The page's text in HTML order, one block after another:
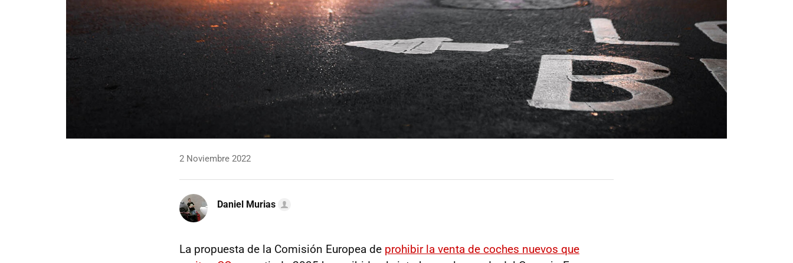
2 Noviembre 2022
Daniel Murias
La propuesta de la Comisión Europea de prohibir la venta de coches nuevos que